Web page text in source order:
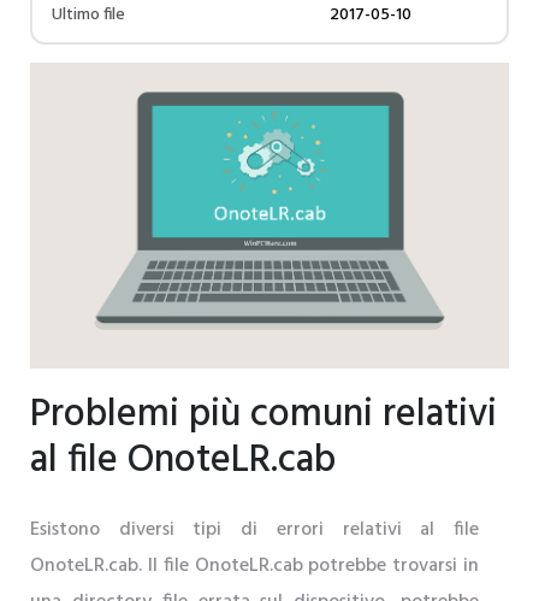
Ultimo file
2017-05-10
Problemi più comuni relativi
al file OnoteLR.cab
Esistono diversi tipi di errori relativi al file
OnoteLR.cab. Il file OnoteLR.cab potrebbe trovarsi in